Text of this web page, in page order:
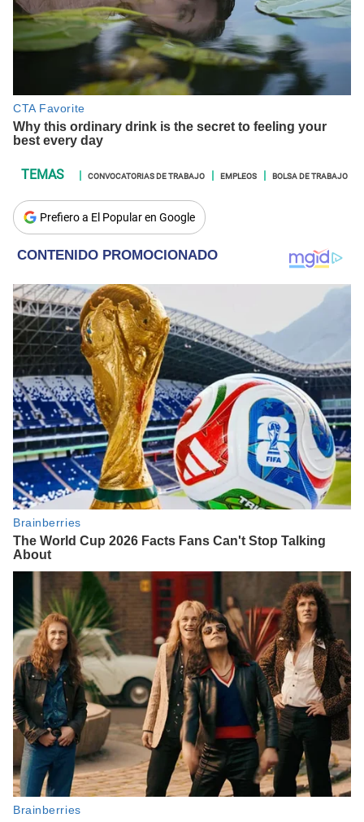
CONVOCATORIAS DE TRABAJO EMPLEOS BOLSA DE TRABAJO
Prefiero a El Popular en Google